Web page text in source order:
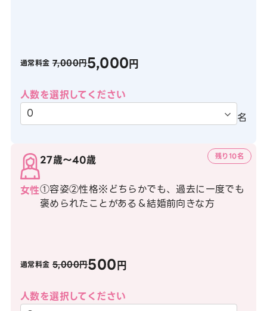
通常料金 7,000円5,000円
人数を選択してください
名
女性
27歳〜40歳
①容姿②性格※どちらかでも、過去に一度でも
褒められたことがある＆結婚前向きな方
残り10名
通常料金 5,000円500円
人数を選択してください